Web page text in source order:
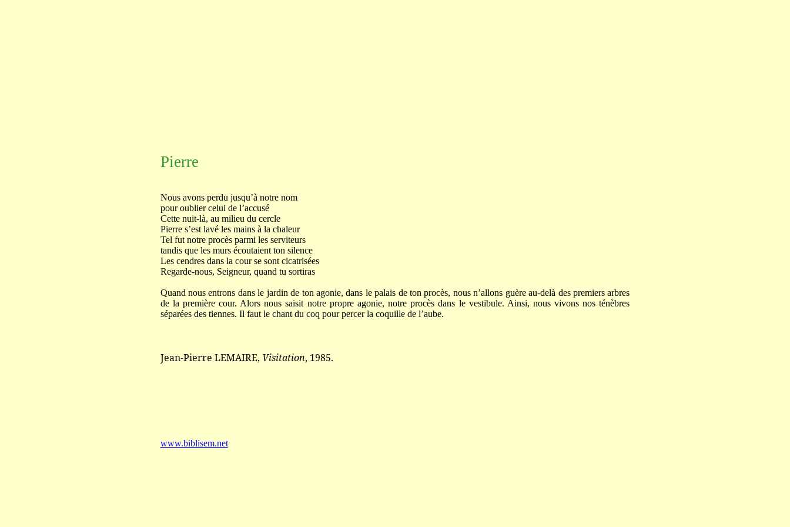
Pierre
Nous avons perdu jusqu’à notre nom
pour oublier celui de l’accusé
Cette nuit-là, au milieu du cercle
Pierre s’est lavé les mains à la chaleur
Tel fut notre procès parmi les serviteurs
tandis que les murs écoutaient ton silence
Les cendres dans la cour se sont cicatrisées
Regarde-nous, Seigneur, quand tu sortiras
Quand nous entrons dans le jardin de ton agonie, dans le palais de ton procès, nous n’allons guère au-delà des premiers arbres
de la première cour. Alors nous saisit notre propre agonie, notre procès dans le vestibule. Ainsi, nous vivons nos ténèbres
séparées des tiennes. Il faut le chant du coq pour percer la coquille de l’aube.
Jean-Pierre LEMAIRE, Visitation, 1985.
www.biblisem.net